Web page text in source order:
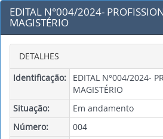
EDITAL N°004/2024-
MAGISTÉRIO
DETALHES
Identificação:
EDITAL N°004/2024-
MAGISTÉRIO
Situação:
Em andamento
Número:
004